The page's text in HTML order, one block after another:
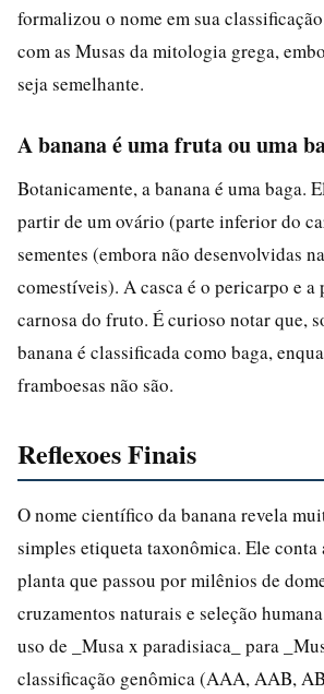
formalizou o nome em sua
com as Musas da mitologia grega,
seja semelhante.
A banana é uma fruta ou uma
Botanicamente, a banana é uma baga.
partir de um ovário (parte inferior do
sementes (embora não desenvolvidas
comestíveis). A casca é o pericarpo e a
carnosa do fruto. É curioso notar que,
banana é classificada como baga,
framboesas não são.
Reflexoes Finais
O nome científico da banana revela
simples etiqueta taxonômica. Ele conta
planta que passou por milênios de
cruzamentos naturais e seleção
uso de _Musa x paradisiaca_ para
classificação genômica (AAA, AAB,